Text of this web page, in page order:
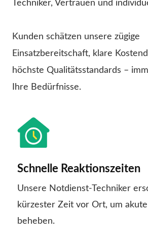
Techniker, Vertrauen und
Kunden schätzen unsere zügige
Einsatzbereitschaft, klare
höchste Qualitätsstandards –
Ihre Bedürfnisse.
Schnelle Reaktionszeiten
Unsere Notdienst-Techniker
kürzester Zeit vor Ort, um
beheben.